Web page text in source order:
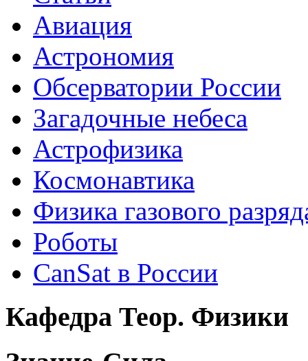
Авиация
Астрономия
Обсерватории России
Загадочные небеса
Астрофизика
Космонавтика
Физика газового
Роботы
CanSat в России
Кафедра Теор. Физики